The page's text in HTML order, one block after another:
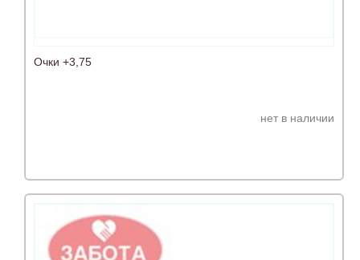
Очки +3,75
нет в наличии